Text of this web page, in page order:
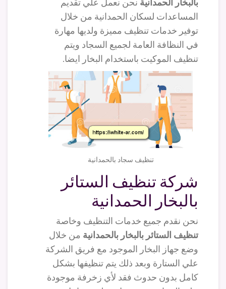
بالبخار الحمدانية نحن نعمل علي تقديم
المساعدات لسكان الحمدانية من خلال
توفير خدمات تنظيف مميزة ولديها مهارة
في النظافة العامة لجميع السجاد ويتم
تنظيف الموكيت باستخدام البخار ايضا.
تنظيف سجاد بالحمدانية
شركة تنظيف الستائر
بالبخار الحمدانية
نحن نقدم جميع خدمات التنظيف وخاصة
تنظيف الستائر بالبخار بالحمدانية من خلال
وضع جهاز البخار الموجود مع فريق الشركة
علي الستارة وبعد ذلك يتم تنظيفها بشكل
كامل بدون حدوث فقد لأي زخرفة موجودة